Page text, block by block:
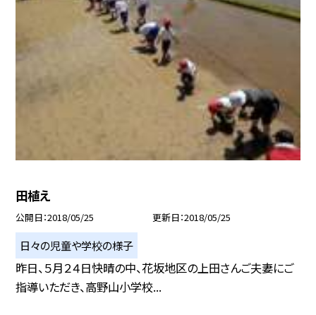
田植え
公開日 2018/05/25 更新日 2018/05/25
日々の児童や学校の様子
昨日、５月２４日快晴の中、花坂地区の上田さんご夫妻にご
指導いただき、高野山小学校...